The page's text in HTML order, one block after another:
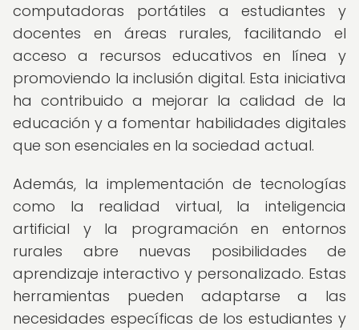
computadoras portátiles a estudiantes y
docentes en áreas rurales, facilitando el
acceso a recursos educativos en línea y
promoviendo la inclusión digital. Esta iniciativa
ha contribuido a mejorar la calidad de la
educación y a fomentar habilidades digitales
que son esenciales en la sociedad actual.
Además, la implementación de tecnologías
como la realidad virtual, la inteligencia
artificial y la programación en entornos
rurales abre nuevas posibilidades de
aprendizaje interactivo y personalizado. Estas
herramientas pueden adaptarse a las
necesidades específicas de los estudiantes y